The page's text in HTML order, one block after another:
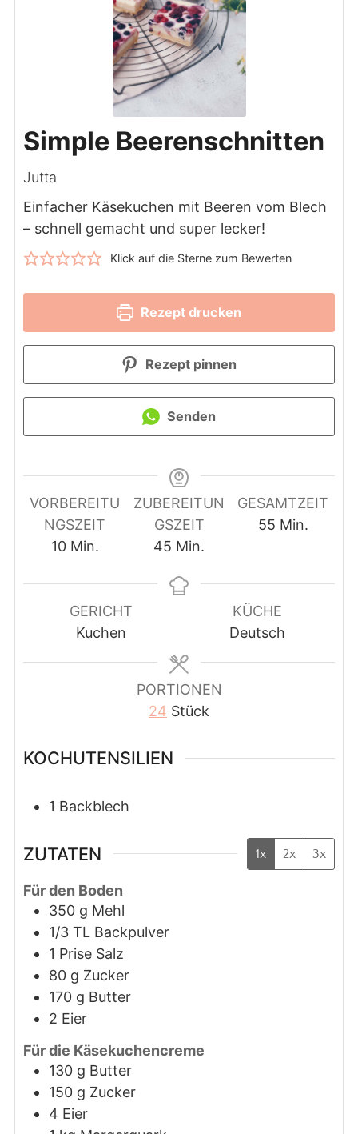
Simple Beerenschnitten
Jutta
Einfacher Käsekuchen mit Beeren vom Blech
– schnell gemacht und super lecker!
Klick auf die Sterne zum Bewerten
Rezept drucken
Rezept pinnen
Senden
VORBEREITU
NGSZEIT
10Minuten
Min.
ZUBEREITUN
GSZEIT
45 Minuten
Min.
GESAMTZEIT
55Minuten
Min.
GERICHT
Kuchen
KÜCHE
Deutsch
PORTIONEN
24 Stück
KOCHUTENSILIEN
1 Backblech
ZUTATEN 1x 2x 3x
Für den Boden
350 g Mehl
1/3 TL Backpulver
1 Prise Salz
80 g Zucker
170 g Butter
2 Eier
Für die Käsekuchencreme
130 g Butter
150 g Zucker
4 Eier